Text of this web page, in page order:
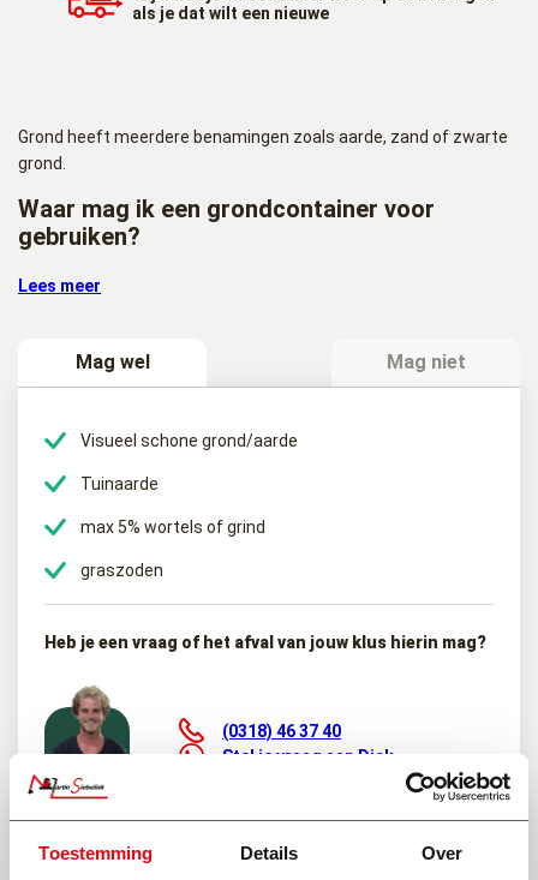
Toestemming Details Over
als je dat wilt een nieuwe
Grond heeft meerdere benamingen zoals aarde, zand of zwarte
grond.
Waar mag ik een grondcontainer voor
gebruiken?
Een grondcontainer is bedoeld voor het afvoeren van grond of
uitbouw. Of u wilt een nieuwe herindeling van de tuin en hier komt
grond bij vrij.
Lees meer
Mag wel Mag niet
Visueel schone grond/aarde
Tuinaarde
max 5% wortels of grind
graszoden
Heb je een vraag of het afval van jouw klus hierin mag?
(0318) 46 37 40
Stel je vraag aan Dick
Bekijk onze andere type afvalcontainers